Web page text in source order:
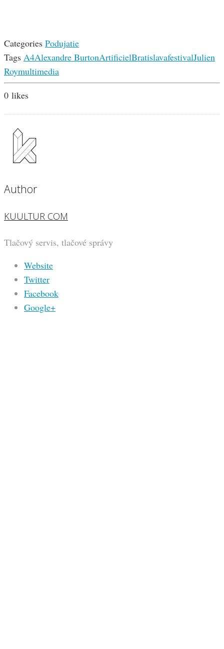
Categories Podujatie
Tags A4Alexandre BurtonArtificielBratislavafestivalJulien
Roymultimedia
0 likes
Author
KUULTUR COM
Tlačový servis, tlačové správy
Website
Twitter
Facebook
Google+